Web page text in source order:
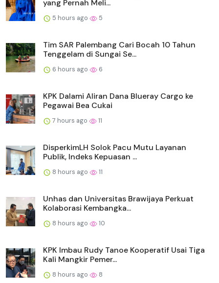
yang Pernah Meli...
5 hours ago 5
Tim SAR Palembang Cari Bocah 10 Tahun
Tenggelam di Sungai Se...
6 hours ago 6
KPK Dalami Aliran Dana Blueray Cargo ke
Pegawai Bea Cukai
7 hours ago 11
DisperkimLH Solok Pacu Mutu Layanan
Publik, Indeks Kepuasan ...
8 hours ago 11
Unhas dan Universitas Brawijaya Perkuat
Kolaborasi Kembangka...
8 hours ago 10
KPK Imbau Rudy Tanoe Kooperatif Usai Tiga
Kali Mangkir Pemer...
8 hours ago 8